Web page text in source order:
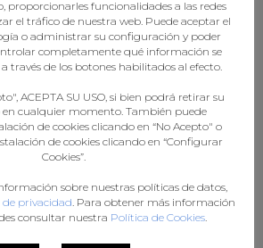
proporcionarles funcionalidades a las redes
el tráfico de nuestra web. Puede aceptar el
o administrar su configuración y poder
completamente qué información se
través de los botones habilitados al efecto.
ACEPTA SU USO, si bien podrá retirar su
cualquier momento. También puede
de cookies clicando en “No Acepto" o
de cookies clicando en “Configurar
Cookies”.
sobre nuestras políticas de datos,
de privacidad . Para obtener más información
consultar nuestra Política de Cookies